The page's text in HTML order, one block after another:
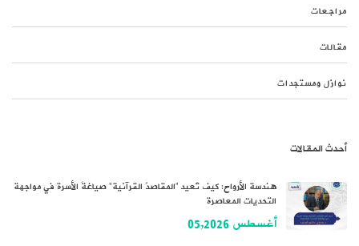
مراجعات
مقالات
نوازل ومستجدات
أحدث المقالات
هندسة الأرواح: كيف تُعيد “المقاصدُ القرآنية” صياغةَ الأسرة في مواجهة
التحديات المعاصرة
أغسطس 05,2026